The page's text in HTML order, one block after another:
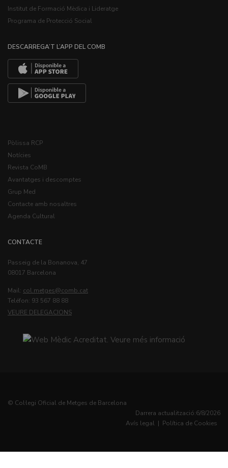
Institut de Formació Mèdica i Lideratge
Programa de Protecció Social
DESCARREGA’T L’APP DEL COMB
Pòlissa RCP
Notícies
Revista CoMB
Avantatges i descomptes
Grup Med
Contacte amb nosaltres
Agenda Cultural
CONTACTE
Passeig de la Bonanova, 47
08017 Barcelona
Mail: col.metges
Teléfon: 93 567 88 88
VEURE DELEGACIONS
© Col·legi Oficial de Metges de Barcelona
Darrera actualització:6/8/2026
Avís legal | Política de Cookies